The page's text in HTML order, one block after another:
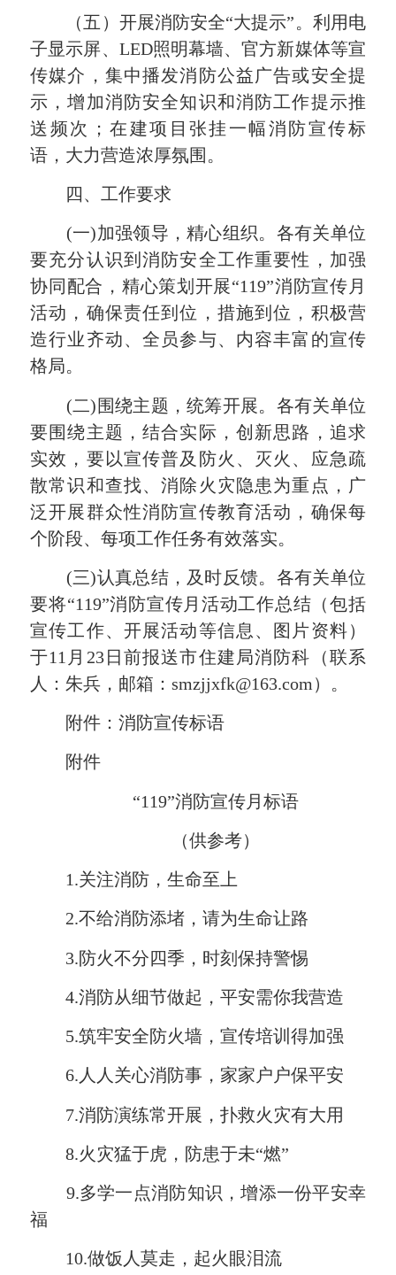
（五）开展消防安全“大提示”。 利用电
子显示屏、LED照明幕墙、官方新媒体等宣
传媒介，集中播发消防公益广告或安全提
示，增加消防安全知识和消防工作提示推
送频次；在建项目张挂一幅消防宣传标
语，大力营造浓厚氛围。
四、工作要求
(一)加强领导，精心组织。 各有关单位
要充分认识到消防安全工作重要性，加强
协同配合，精心策划开展“119”消防宣传月
活动，确保责任到位，措施到位，积极营
造行业齐动、全员参与、内容丰富的宣传
格局。
(二)围绕主题，统筹开展。 各有关单位
要围绕主题，结合实际，创新思路，追求
实效，要以宣传普及防火、灭火、应急疏
散常识和查找、消除火灾隐患为重点，广
泛开展群众性消防宣传教育活动，确保每
个阶段、每项工作任务有效落实。
(三)认真总结，及时反馈。 各有关单位
要将“119”消防宣传月活动工作总结（包括
宣传工作、开展活动等信息、图片资料）
于11月23日前报送市住建局消防科（联系
人：朱兵，邮箱：smzjjxfk@163.com）。
附件：消防宣传标语
附件
“119”消防宣传月标语
（供参考）
1.关注消防，生命至上
2.不给消防添堵，请为生命让路
3.防火不分四季，时刻保持警惕
4.消防从细节做起，平安需你我营造
5.筑牢安全防火墙，宣传培训得加强
6.人人关心消防事，家家户户保平安
7.消防演练常开展，扑救火灾有大用
8.火灾猛于虎，防患于未“燃”
9.多学一点消防知识，增添一份平安幸
福
10.做饭人莫走，起火眼泪流